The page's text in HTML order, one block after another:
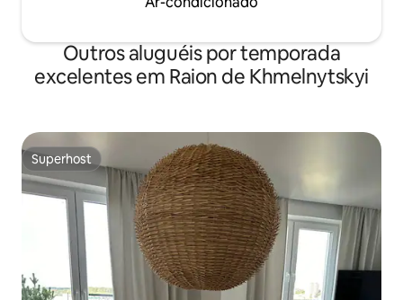
Outros aluguéis por temporada
excelentes em Raion de Khmelnytskyi
Superhost
Superhost